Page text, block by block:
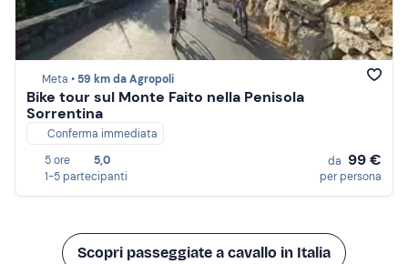
Meta • 59 km da Agropoli
Bike tour sul Monte Faito nella Penisola
Sorrentina
Conferma immediata
5 ore
5,0
1-5 partecipanti
da 99 €
per persona
Scopri passeggiate a cavallo in Italia